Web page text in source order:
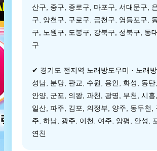
산구, 중구, 종로구, 마포구, 서대문구,
구, 양천구, 구로구, 금천구, 영등포구,
구, 노원구, 도봉구, 강북구, 성북구, 동
구
✔ 경기도 전지역 노래방도우미 · 노래
성남, 분당, 판교, 수원, 용인, 화성, 동탄
안양, 군포, 의왕, 과천, 광명, 부천, 시흥
일산, 파주, 김포, 의정부, 양주, 동두천,
주, 하남, 광주, 이천, 여주, 양평, 안성,
연천